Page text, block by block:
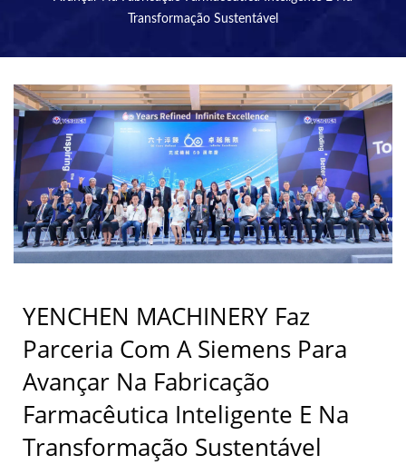
FABRICAÇÃO
FARMACÊUTICA
INTELIGENTE E
TRANSFORMAÇÃO
SUSTENTÁVEL |
MÁQUINAS DE
COMPRIMIDOS &
ESTERILIZAÇÃO -
EQUIPAMENTOS DE
FABRICAÇÃO
FARMACÊUTICA |
YENCHEN
Transformação Sustentável
YENCHEN MACHINERY Faz
Parceria Com A Siemens Para
Avançar Na Fabricação
Farmacêutica Inteligente E Na
Transformação Sustentável